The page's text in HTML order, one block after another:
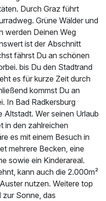
Durch Graz führt
Grüne Wälder und
werden Deinen Weg
ist der Abschnitt
fährst Du an schönen
bis Du den Stadtrand
es für kurze Zeit durch
kommst Du an
In Bad Radkersburg
Wer seinen Urlaub
in den zahlreichen
es mit einem Besuch in
mehrere Becken, eine
sowie ein Kinderareal.
kann auch die 2.000m²
nutzen. Weitere top
zur Sonne, das